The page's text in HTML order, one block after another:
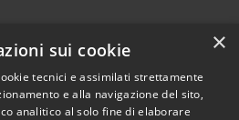
×
sui cookie
tecnici e assimilati strettamente
e alla navigazione del sito,
analitico al solo fine di elaborare